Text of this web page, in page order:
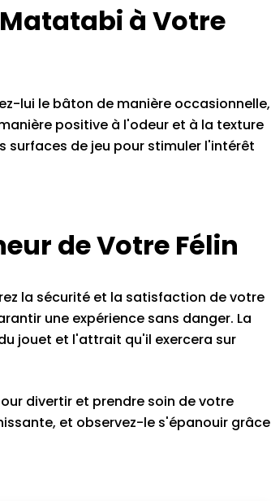
à Votre
lui le bâton de manière occasionnelle,
positive à l'odeur et à la texture
surfaces de jeu pour stimuler l'intérêt
de Votre Félin
la sécurité et la satisfaction de votre
une expérience sans danger. La
jouet et l'attrait qu'il exercera sur
divertir et prendre soin de votre
et observez-le s'épanouir grâce